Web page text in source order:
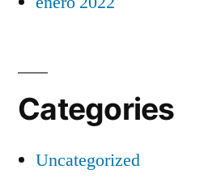
Categories
Uncategorized